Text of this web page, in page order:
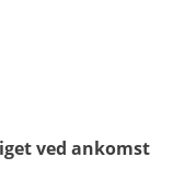
ved ankomst